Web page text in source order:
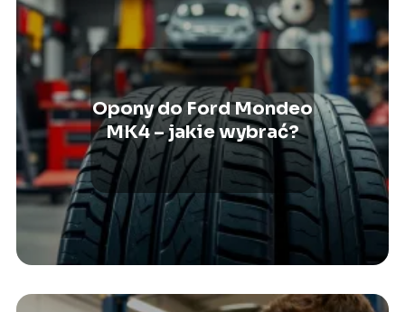
Opony do Ford Mondeo
MK4 – jakie wybrać?